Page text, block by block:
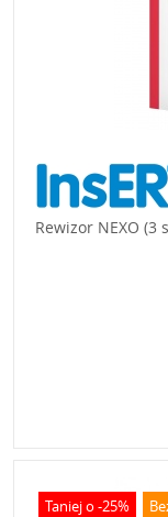
Rewizor NEXO (3
Taniej o -25%